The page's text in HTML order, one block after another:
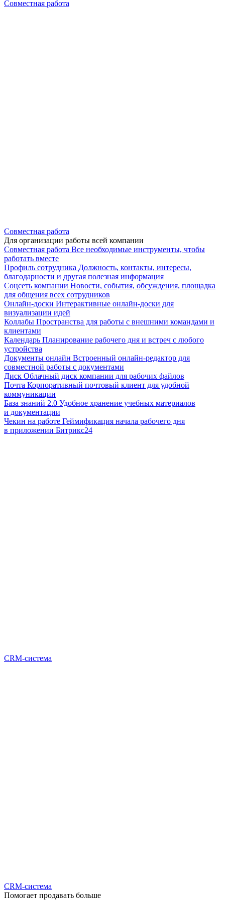
Совместная работа
Совместная работа
Для организации работы всей компании
Совместная работа Все необходимые инструменты, чтобы
работать вместе
Профиль сотрудника Должность, контакты, интересы,
благодарности и другая полезная информация
Соцсеть компании Новости, события, обсуждения, площадка
для общения всех сотрудников
Онлайн-доски Интерактивные онлайн-доски для
визуализации идей
Коллабы Пространства для работы с внешними командами и
клиентами
Календарь Планирование рабочего дня и встреч с любого
устройства
Документы онлайн Встроенный онлайн-редактор для
совместной работы с документами
Диск Облачный диск компании для рабочих файлов
Почта Корпоративный почтовый клиент для удобной
коммуникации
База знаний 2.0 Удобное хранение учебных материалов
и документации
Чекин на работе Геймификация начала рабочего дня
в приложении Битрикс24
CRM-система
CRM-система
Помогает продавать больше